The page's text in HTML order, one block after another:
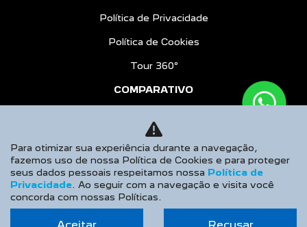
Política de Privacidade
Política de Cookies
Tour 360º
COMPARATIVO
AGENDE UM TEST DRIVE
Desacelere. Seu bem maior é a vida.
Para otimizar sua experiência durante a navegação,
fazemos uso de nossa Política de Cookies e para proteger
seus dados pessoais respeitamos nossa Política de
Privacidade. Ao seguir com a navegação e visita você
concorda com nossas Políticas.